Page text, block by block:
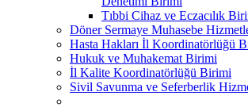
Tıbbi Cihaz ve Eczacılık
Döner Sermaye Muhasebe
Hasta Hakları İl Koordinatörlüğü
Hukuk ve Muhakemat Birimi
İl Kalite Koordinatörlüğü Birimi
Sivil Savunma ve Seferberlik